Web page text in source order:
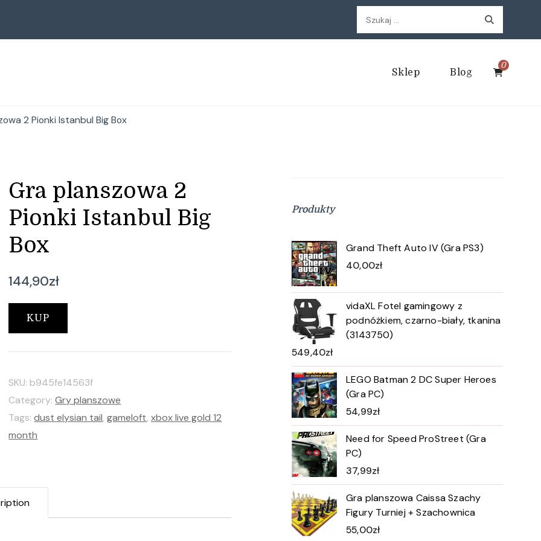
Szukaj:
Sklep Blog
0
2 Pionki Istanbul Big Box
Gra planszowa 2
Pionki Istanbul Big
Box
144,90zł
KUP
SKU: b945fe14563f
Category:Gry planszowe
Tags:dust elysian tail,gameloft,xbox live gold 12
month
Produkty
Grand Theft Auto IV (Gra PS3)
40,00zł
vidaXL Fotel gamingowy z
podnóżkiem, czarno-biały, tkanina
(3143750)
549,40zł
LEGO Batman 2 DC Super Heroes
(Gra PC)
54,99zł
Need for Speed ProStreet (Gra
PC)
37,99zł
Gra planszowa Caissa Szachy
Figury Turniej + Szachownica
55,00zł